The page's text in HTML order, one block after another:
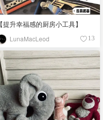
【提升幸福感的厨房小工具】
LunaMacLeod 13